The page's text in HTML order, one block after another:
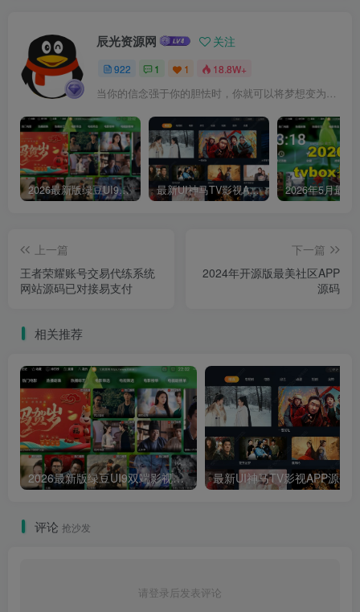
辰光资源网 关注
922 1 1 18.8W+
当你的信念强于你的胆怯时，你就可以将梦想变为现实了
2026最新版绿豆UI9双端影视APP源码 最新UI神马TV影视APP源码 乐檬影视苹果CMS后台 包含前后端源码
上一篇
王者荣耀账号交易代练系统
网站源码已对接易支付
下一篇
2024年开源版最美社区APP
源码
相关推荐
2026最新版绿豆UI9双端影视APP源码
评论 抢沙发
请登录后发表评论